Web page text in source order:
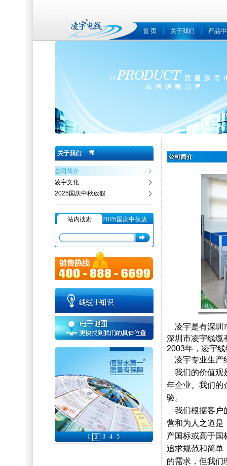
首 页 关于我们 产品
关于我们
公司简介
凌宇文化
2025国庆中秋放假
站内搜索
2025国庆中秋放
1 2 3 4 5
公司简介
凌宇是有深圳
深圳市凌宇线缆
2003年，凌宇
凌宇专业生产
我们的价值观
年企业。我们的
验。
我们根据客户
营和为人之道是
产国标或高于国
追求规范和简单
的需求，但我们